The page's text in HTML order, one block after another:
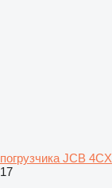
погрузчика JCB 4CX
17